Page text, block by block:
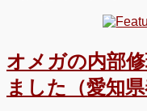
オメガの内部
ました（愛知県